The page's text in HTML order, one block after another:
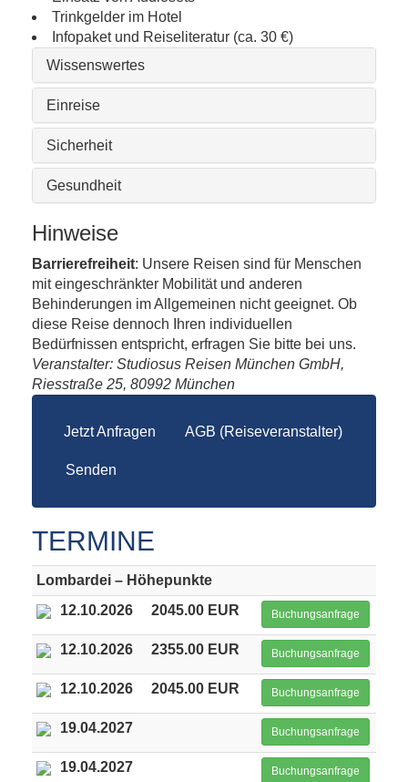
Trinkgelder im Hotel
Infopaket und Reiseliteratur (ca. 30 €)
Wissenswertes
Einreise
Sicherheit
Gesundheit
Hinweise
Barrierefreiheit: Unsere Reisen sind für Menschen
mit eingeschränkter Mobilität und anderen
Behinderungen im Allgemeinen nicht geeignet. Ob
diese Reise dennoch Ihren individuellen
Bedürfnissen entspricht, erfragen Sie bitte bei uns.
Veranstalter: Studiosus Reisen München GmbH,
Riesstraße 25, 80992 München
Jetzt Anfragen AGB (Reiseveranstalter)
Senden
TERMINE
Lombardei – Höhepunkte
12.10.2026
2045.00 EUR Buchungsanfrage
12.10.2026 2355.00 EUR Buchungsanfrage
12.10.2026 2045.00 EUR Buchungsanfrage
19.04.2027 Buchungsanfrage
19.04.2027 Buchungsanfrage